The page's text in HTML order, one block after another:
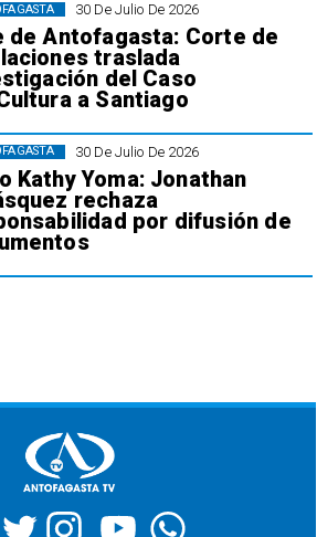
30 De Julio De 2026
de Antofagasta: Corte de
traslada
del Caso
a Santiago
30 De Julio De 2026
Kathy Yoma: Jonathan
rechaza
por difusión de